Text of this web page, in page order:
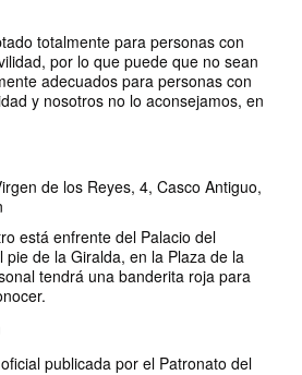
totalmente para personas con
por lo que puede que no sean
adecuados para personas con
y nosotros no lo aconsejamos, en
de los Reyes, 4, Casco Antiguo,
está enfrente del Palacio del
pie de la Giralda, en la Plaza de la
tendrá una banderita roja para
publicada por el Patronato del